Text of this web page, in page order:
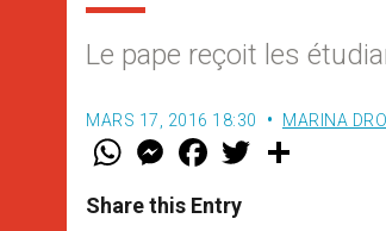
Le pape reçoit les
MARS 17, 2016 18:30 MARINA
W
t
s
M
e
s
e
F
a
e
b
w
Share this Entry